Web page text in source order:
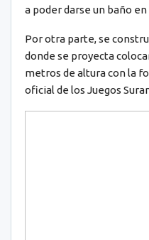
a poder darse un baño
Por otra parte, se
donde se proyecta
metros de altura con la
oficial de los Juegos